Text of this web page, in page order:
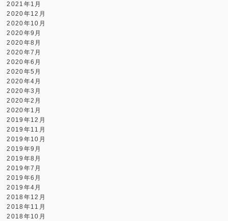
2021年1月
2020年12月
2020年10月
2020年9月
2020年8月
2020年7月
2020年6月
2020年5月
2020年4月
2020年3月
2020年2月
2020年1月
2019年12月
2019年11月
2019年10月
2019年9月
2019年8月
2019年7月
2019年6月
2019年4月
2018年12月
2018年11月
2018年10月